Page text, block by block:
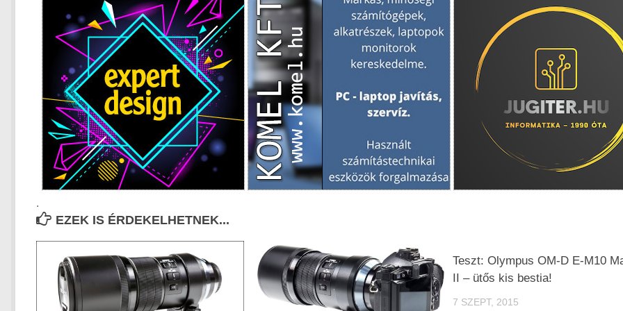
.
EZEK IS ÉRDEKELHETNEK...
Teszt: Olympus OM-D E-M10
II – ütős kis bestia!
7 SZEPT, 2015